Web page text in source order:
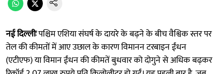
नई दिल्लीःपश्चिम एशिया संघर्ष के दायरे के बढ़ने के बीच वैश्विक स्तर पर
तेल की कीमतों में आए उछाल के कारण विमानन टरबाइन ईंधन
(एटीएफ) या विमान ईंधन की कीमतें बुधवार को दोगुने से अधिक बढ़कर